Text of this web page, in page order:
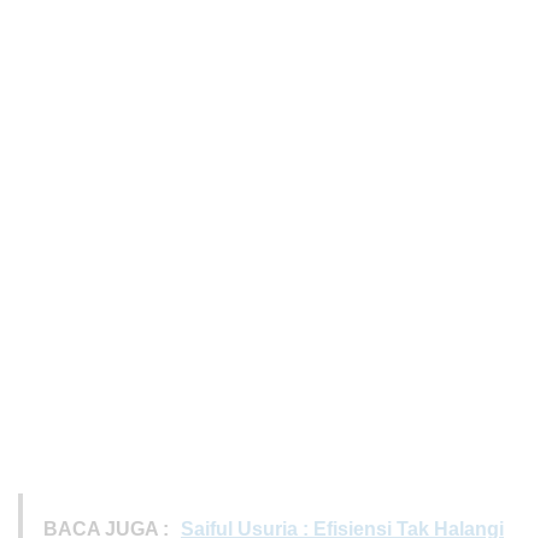
BACA JUGA :
Saiful Usuria : Efisiensi Tak Halangi